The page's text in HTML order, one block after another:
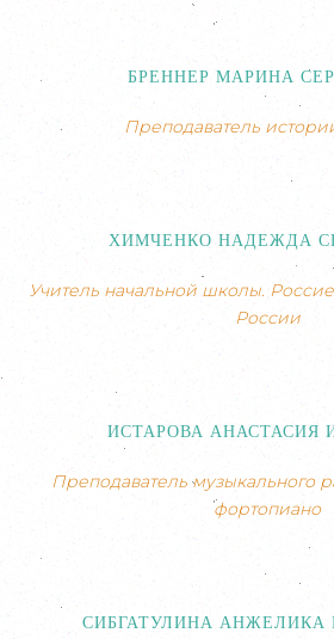
БРЕННЕР МАРИНА
Преподаватель
ХИМЧЕНКО НАДЕЖДА
Учитель начальной школы.
России
ИСТАРОВА АНАСТАСИЯ
Преподаватель музыкального
фортопиано
СИБГАТУЛИНА АНЖЕЛИКА